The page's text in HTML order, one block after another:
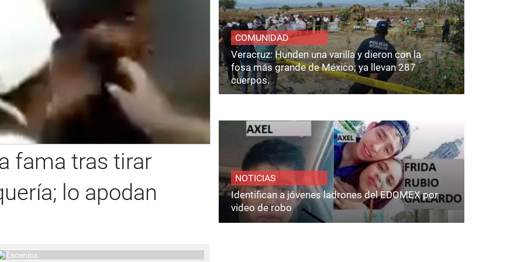
fama tras tirar
lo apodan
COMUNIDAD
Veracruz: Hunden una varilla y dieron con la
fosa más grande de México; ya llevan 287
cuerpos.
NOTICIAS
Identifican a jóvenes ladrones del EDOMEX por
video de robo